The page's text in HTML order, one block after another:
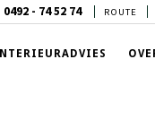
0492 - 74 52 74 ROUTE